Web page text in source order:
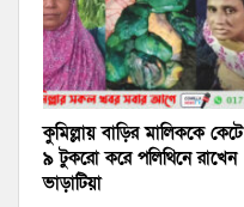
কুমিল্লায় বাড়ির মালিককে কেটে
৯ টুকরো করে পলিথিনে রাখেন
ভাড়াটিয়া